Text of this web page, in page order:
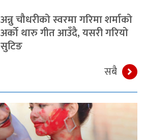
अन्नु चौधरीको स्वरमा गरिमा शर्माको
अर्को थारु गीत आउँदै, यसरी गरियो
सुटिङ
सबै